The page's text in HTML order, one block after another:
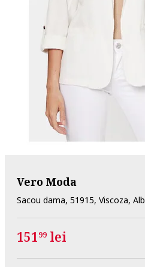
Vero Moda
Sacou dama, 51915, Viscoza, Alb
15199 lei